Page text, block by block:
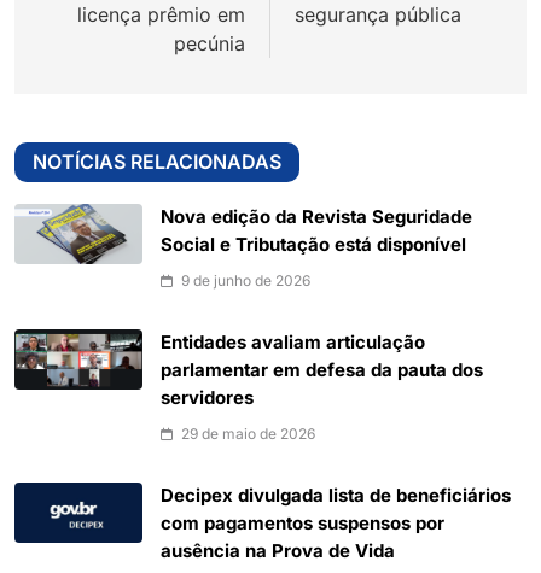
licença prêmio em
pecúnia
segurança pública
NOTÍCIAS RELACIONADAS
Nova edição da Revista Seguridade
Social e Tributação está disponível
9 de junho de 2026
Entidades avaliam articulação
parlamentar em defesa da pauta dos
servidores
29 de maio de 2026
Decipex divulgada lista de beneficiários
com pagamentos suspensos por
ausência na Prova de Vida